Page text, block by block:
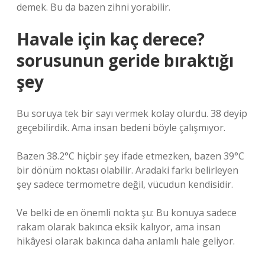
demek. Bu da bazen zihni yorabilir.
Havale için kaç derece?
sorusunun geride bıraktığı
şey
Bu soruya tek bir sayı vermek kolay olurdu. 38 deyip
geçebilirdik. Ama insan bedeni böyle çalışmıyor.
Bazen 38.2°C hiçbir şey ifade etmezken, bazen 39°C
bir dönüm noktası olabilir. Aradaki farkı belirleyen
şey sadece termometre değil, vücudun kendisidir.
Ve belki de en önemli nokta şu: Bu konuya sadece
rakam olarak bakınca eksik kalıyor, ama insan
hikâyesi olarak bakınca daha anlamlı hale geliyor.